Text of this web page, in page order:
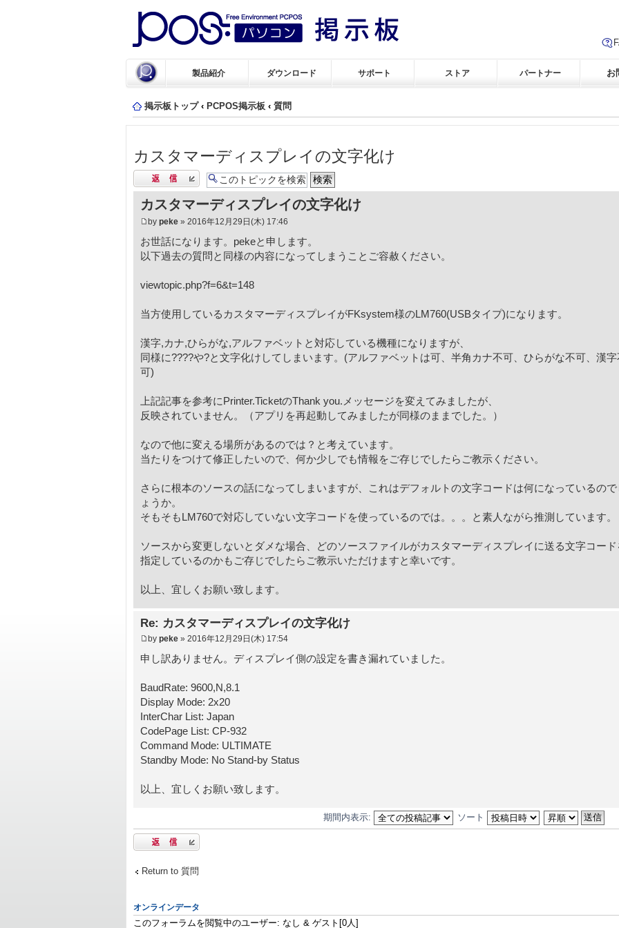
製品紹介 ダウンロード サポート ストア パートナー お
掲示板トップ ‹ PCPOS掲示板 ‹ 質問
カスタマーディスプレイの文字化け
返信する
カスタマーディスプレイの文字化け
by peke » 2016年12月29日(木) 17:46
お世話になります。pekeと申します。
以下過去の質問と同様の内容になってしまうことご容赦ください。
viewtopic.php?f=6&t=148
当方使用しているカスタマーディスプレイがFKsystem様のLM760(USBタイプ)になります。
漢字,カナ,ひらがな,アルファベットと対応している機種になりますが、
同様に????や?と文字化けしてしまいます。(アルファベットは可、半角カナ不可、ひらがな不可、漢字
可)
上記記事を参考にPrinter.TicketのThank you.メッセージを変えてみましたが、
反映されていません。（アプリを再起動してみましたが同様のままでした。）
なので他に変える場所があるのでは？と考えています。
当たりをつけて修正したいので、何か少しでも情報をご存じでしたらご教示ください。
さらに根本のソースの話になってしまいますが、これはデフォルトの文字コードは何になっているので
ょうか。
そもそもLM760で対応していない文字コードを使っているのでは。。。と素人ながら推測しています。
ソースから変更しないとダメな場合、どのソースファイルがカスタマーディスプレイに送る文字コード
指定しているのかもご存じでしたらご教示いただけますと幸いです。
以上、宜しくお願い致します。
Re: カスタマーディスプレイの文字化け
by peke » 2016年12月29日(木) 17:54
申し訳ありません。ディスプレイ側の設定を書き漏れていました。
BaudRate: 9600,N,8.1
Display Mode: 2x20
InterChar List: Japan
CodePage List: CP-932
Command Mode: ULTIMATE
Standby Mode: No Stand-by Status
以上、宜しくお願い致します。
期間内表示: ソート
返信する
Return to 質問
オンラインデータ
このフォーラムを閲覧中のユーザー: なし & ゲスト[0人]